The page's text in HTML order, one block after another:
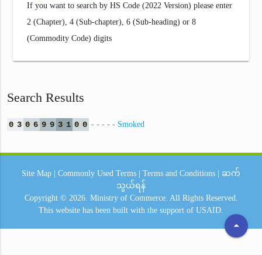
If you want to search by HS Code (2022 Version) please enter
2 (Chapter), 4 (Sub-chapter), 6 (Sub-heading) or 8
(Commodity Code) digits
Search Results
0 3 0 6 9 9 3 1 0 0 - - - - - Smoked
arrow_drop_up
Site Map Commonly Used Terms Terms and Conditions
ဆက်
သွယ်ရန်
Copyright © 2026. Ministry of Commerce. All Rights Reserved.
This website has been built with the support of USAID.